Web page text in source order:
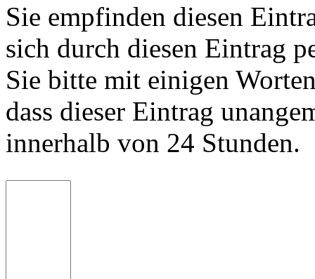
Sie empfinden diesen
sich durch diesen Eintrag
Sie bitte mit einigen
dass dieser Eintrag
innerhalb von 24 Stunden.